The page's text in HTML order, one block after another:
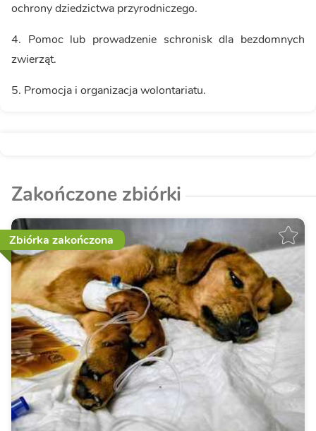
ochrony dziedzictwa przyrodniczego.
4. Pomoc lub prowadzenie schronisk dla bezdomnych
zwierząt.
5. Promocja i organizacja wolontariatu.
Zakończone zbiórki
Zbiórka zakończona